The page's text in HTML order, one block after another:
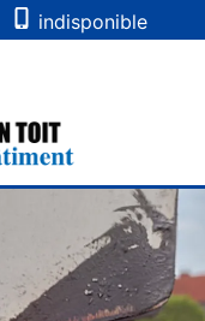
indisponible